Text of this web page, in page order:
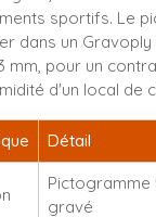
sportifs. Le
dans un Gravoply
mm, pour un
d'un local de
Détail
Pictogramme
gravé